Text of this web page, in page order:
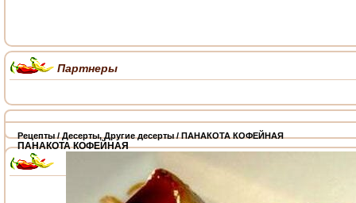
Партнеры
Рецепты/Десерты,Другие десерты/ ПАНАКОТА КОФЕЙНАЯ
ПАНАКОТА КОФЕЙНАЯ